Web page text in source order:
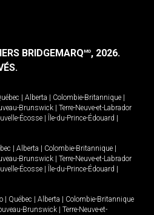
BRIDGEMARQMD, 2026.
Alberta Colombie-Britannique
Brunswick
Terre-Neuve-et-Labrador
Écosse Île-du-Prince-Édouard
Alberta Colombie-Britannique
Brunswick
Terre-Neuve-et-Labrador
Écosse Île-du-Prince-Édouard
Québec Alberta
Colombie-Britannique
Brunswick
Terre-Neuve-et-